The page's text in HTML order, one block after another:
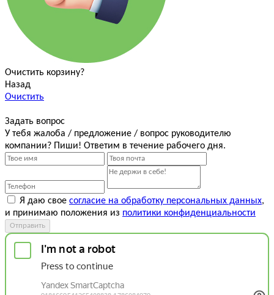
Очистить корзину?
Назад
Очистить
Задать вопрос
У тебя жалоба / предложение / вопрос руководителю
компании? Пиши! Ответим в течение рабочего дня.
Я даю свое согласие на обработку персональных данных,
и принимаю положения из политики конфиденциальности
Отправить